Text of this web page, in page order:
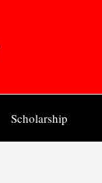
Scholarship